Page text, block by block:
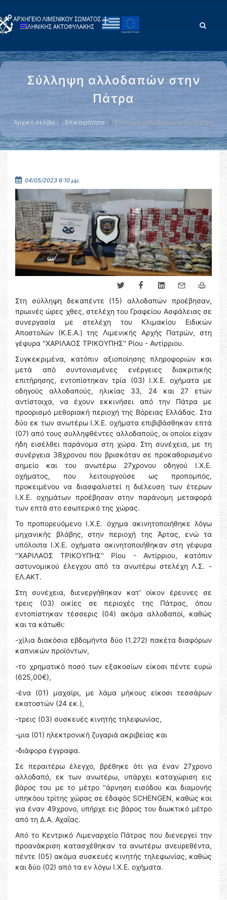
Σύλληψη αλλοδαπών στην
Πάτρα
Αρχική σελίδα Επικαιρότητα Σύλληψη αλλοδαπών στην Πάτρα
04/05/2023 6:10 μμ.
Στη σύλληψη δεκαπέντε (15) αλλοδαπών προέβησαν,
πρωινές ώρες χθες, στελέχη του Γραφείου Ασφάλειας σε
συνεργασία με στελέχη του Κλιμακίου Ειδικών
Αποστολών (Κ.Ε.Α.) της Λιμενικής Αρχής Πατρών, στη
γέφυρα ''ΧΑΡΙΛΑΟΣ ΤΡΙΚΟΥΠΗΣ'' Ρίου - Αντίρριου.
Συγκεκριμένα, κατόπιν αξιοποίησης πληροφοριών και
μετά από συντονισμένες ενέργειες διακριτικής
επιτήρησης, εντοπίστηκαν τρία (03) Ι.Χ.Ε. οχήματα με
οδηγούς αλλοδαπούς, ηλικίας 33, 24 και 27 ετών
αντίστοιχα, να έχουν εκκινήσει από την Πάτρα με
προορισμό μεθοριακή περιοχή της Βόρειας Ελλάδας. Στα
δύο εκ των ανωτέρω Ι.Χ.Ε. οχήματα επιβιβάσθηκαν επτά
(07) από τους συλληφθέντες αλλοδαπούς, οι οποίοι είχαν
ήδη εισέλθει παράνομα στη χώρα. Στη συνέχεια, με τη
συνέργεια 38χρονου που βρισκόταν σε προκαθορισμένο
σημείο και του ανωτέρω 27χρονου οδηγού Ι.Χ.Ε.
οχήματος, που λειτουργούσε ως προπομπός,
προκειμένου να διασφαλιστεί η διέλευση των έτερων
Ι.Χ.Ε. οχημάτων προέβησαν στην παράνομη μεταφορά
των επτά στο εσωτερικό της χώρας.
Το προπορευόμενο Ι.Χ.Ε. όχημα ακινητοποιήθηκε λόγω
μηχανικής βλάβης, στην περιοχή της Άρτας, ενώ τα
υπόλοιπα Ι.Χ.Ε. οχήματα ακινητοποιήθηκαν στη γέφυρα
''ΧΑΡΙΛΑΟΣ ΤΡΙΚΟΥΠΗΣ'' Ρίου - Αντίρριου, κατόπιν
αστυνομικού έλεγχου από τα ανωτέρω στελέχη Λ.Σ. -
ΕΛ.ΑΚΤ.
Στη συνέχεια, διενεργήθηκαν κατ' οίκον έρευνες σε
τρεις (03) οικίες σε περιοχές της Πάτρας, όπου
εντοπίστηκαν τέσσερις (04) ακόμα αλλοδαποί, καθώς
και τα κάτωθι:
-χίλια διακόσια εβδομήντα δύο (1.272) πακέτα διαφόρων
καπνικών προϊόντων,
-το χρηματικό ποσό των εξακοσίων είκοσι πέντε ευρώ
(625,00€),
-ένα (01) μαχαίρι, με λάμα μήκους είκοσι τεσσάρων
εκατοστών (24 εκ.),
-τρεις (03) συσκευές κινητής τηλεφωνίας,
-μια (01) ηλεκτρονική ζυγαριά ακριβείας και
-διάφορα έγγραφα.
Σε περαιτέρω έλεγχο, βρέθηκε ότι για έναν 27χρονο
αλλοδαπό, εκ των ανωτέρω, υπάρχει καταχώριση εις
βάρος του με το μέτρο ''άρνηση εισόδου και διαμονής
υπηκόου τρίτης χώρας σε έδαφός SCHENGEN, καθώς και
για έναν 49χρονο, υπήρχε εις βάρος του διωκτικό μέτρο
από τη Δ.Α. Αχαΐας.
Από το Κεντρικό Λιμεναρχείο Πάτρας που διενεργεί την
προανάκριση κατασχέθηκαν τα ανωτέρω ανευρεθέντα,
πέντε (05) ακόμα συσκευές κινητής τηλεφωνίας, καθώς
και δύο (02) από τα εν λόγω Ι.Χ.Ε. οχήματα.